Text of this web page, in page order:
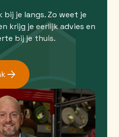
je langs. Zo weet je
krijg je eerlijk advies en
bij je thuis.